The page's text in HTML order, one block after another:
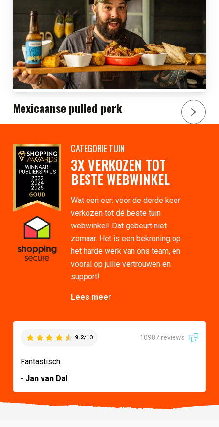
Mexicaanse pulled pork
CATEGORIE TUIN
3X VERKOZEN TOT
BESTE WEBWINKEL
Wat een eer: voor de derde keer
verkozen tot dé beste tuin
webwinkel! Dat gebeurt niet
zomaar. Het is een bekroning op
het harde werk van ons team, en
vooral op jullie vertrouwen en
support!
Lees meer
9.2/10 10987 reviews
Fantastisch
- Jan van Dal